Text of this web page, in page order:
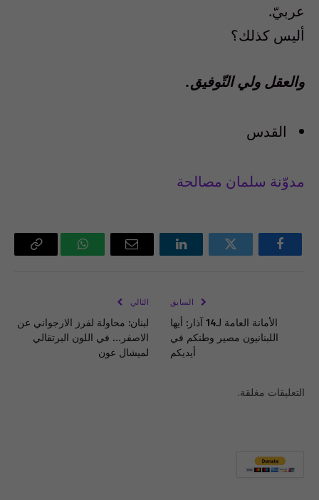
عربيّ.
أليس كذلك؟
والعقل ولي التّوفيق.
القدس
مدوّنة سلمان مصالحة
فيسبوك تويتر لينكدإن
البريد
واتساب Copy
السابق
الأمانة العامة لـ14 آذار: أيها
اللبنانيون مصير وطنكم في
أيديكم
التالي
لبنان: محاولة لفرز الارجواني عن
الاصفر… في اللون البرتقالي
لميشال عون
التعليقات مغلقة.